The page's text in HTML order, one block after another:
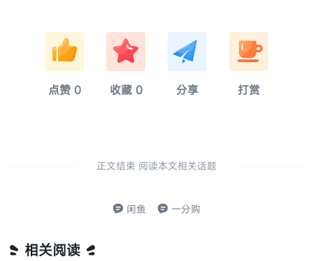
淚
点赞 0
奈
收藏 0
硫
分享
亂
打赏
正文结束 阅读本文相关话题
闲鱼 一分购
相关阅读